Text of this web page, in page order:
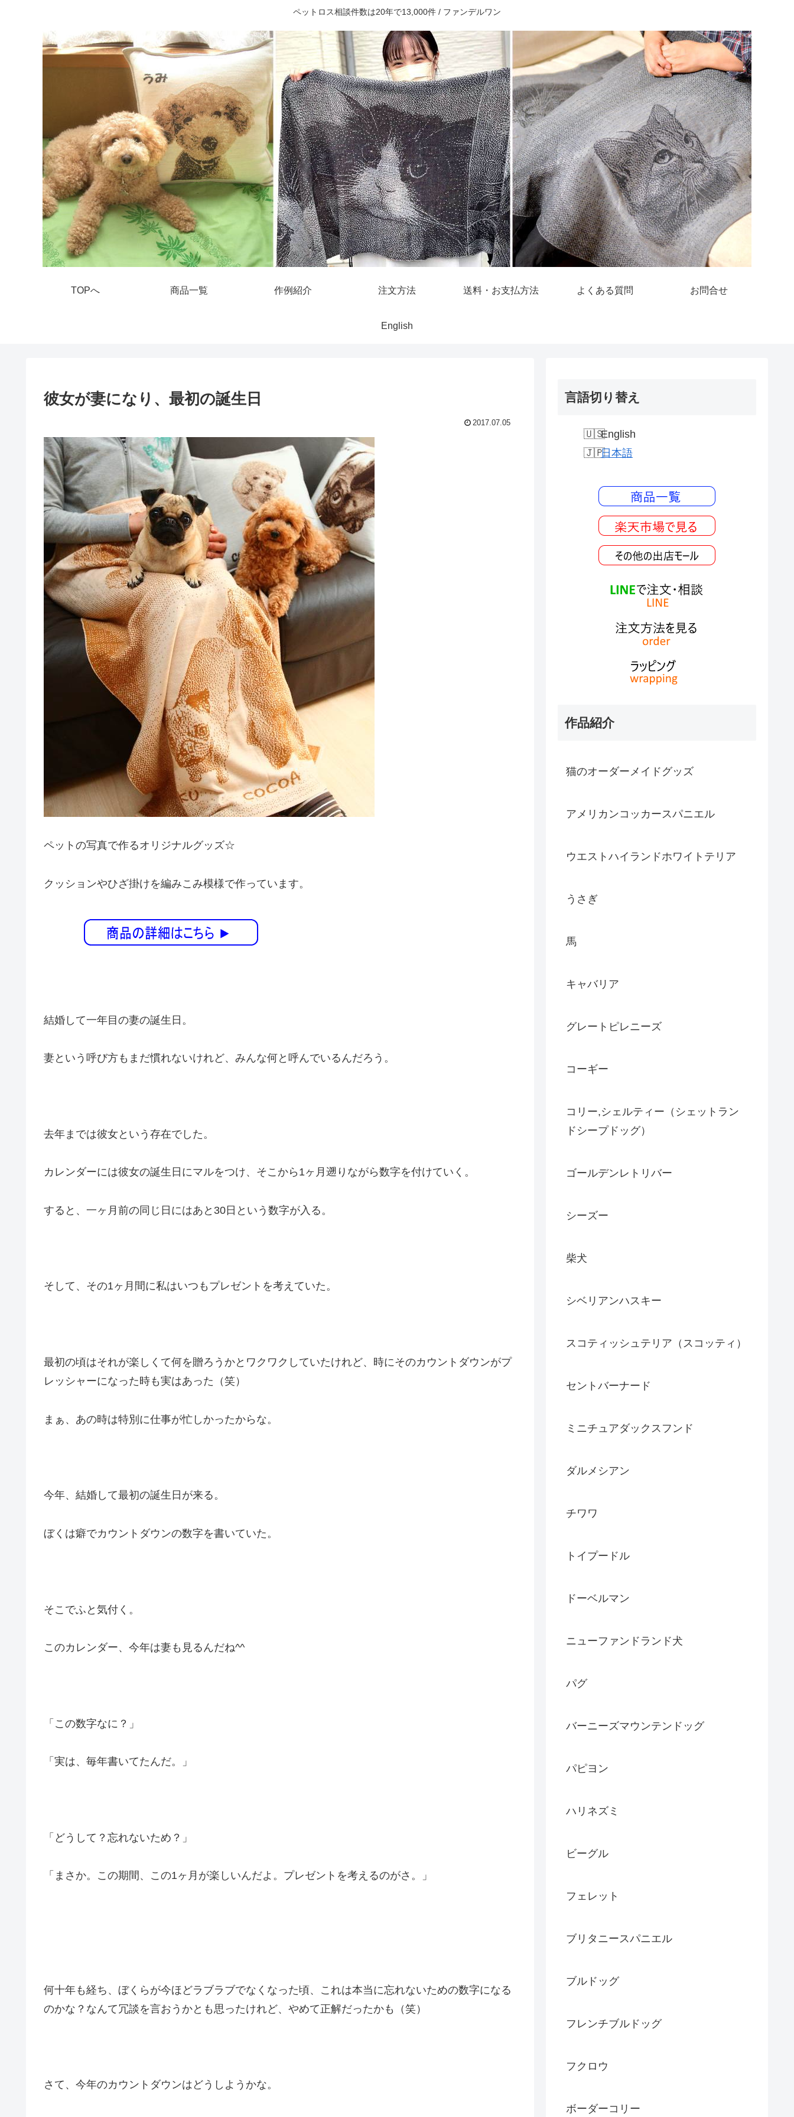
ペットロス相談件数は20年で13,000件 / ファンデルワン
TOPへ 商品一覧 作例紹介 注文方法 送料・お支払方法 よくある質問 お問合せ
English
彼女が妻になり、最初の誕生日
2017.07.05
ペットの写真で作るオリジナルグッズ☆
クッションやひざ掛けを編みこみ模様で作っています。
結婚して一年目の妻の誕生日。
妻という呼び方もまだ慣れないけれど、みんな何と呼んでいるんだろう。
去年までは彼女という存在でした。
カレンダーには彼女の誕生日にマルをつけ、そこから1ヶ月遡りながら数字を付けていく。
すると、一ヶ月前の同じ日にはあと30日という数字が入る。
そして、その1ヶ月間に私はいつもプレゼントを考えていた。
最初の頃はそれが楽しくて何を贈ろうかとワクワクしていたけれど、時にそのカウントダウンがプ
レッシャーになった時も実はあった（笑）
まぁ、あの時は特別に仕事が忙しかったからな。
今年、結婚して最初の誕生日が来る。
ぼくは癖でカウントダウンの数字を書いていた。
そこでふと気付く。
このカレンダー、今年は妻も見るんだね^^
「この数字なに？」
「実は、毎年書いてたんだ。」
「どうして？忘れないため？」
「まさか。この期間、この1ヶ月が楽しいんだよ。プレゼントを考えるのがさ。」
何十年も経ち、ぼくらが今ほどラブラブでなくなった頃、これは本当に忘れないための数字になる
のかな？なんて冗談を言おうかとも思ったけれど、やめて正解だったかも（笑）
さて、今年のカウントダウンはどうしようかな。
言語切り替え
English
日本語
作品紹介
猫のオーダーメイドグッズ
アメリカンコッカースパニエル
ウエストハイランドホワイトテリア
うさぎ
馬
キャバリア
グレートピレニーズ
コーギー
コリー,シェルティー（シェットラン
ドシープドッグ）
ゴールデンレトリバー
シーズー
柴犬
シベリアンハスキー
スコティッシュテリア（スコッティ）
セントバーナード
ミニチュアダックスフンド
ダルメシアン
チワワ
トイプードル
ドーベルマン
ニューファンドランド犬
パグ
バーニーズマウンテンドッグ
パピヨン
ハリネズミ
ビーグル
フェレット
ブリタニースパニエル
ブルドッグ
フレンチブルドッグ
フクロウ
ボーダーコリー